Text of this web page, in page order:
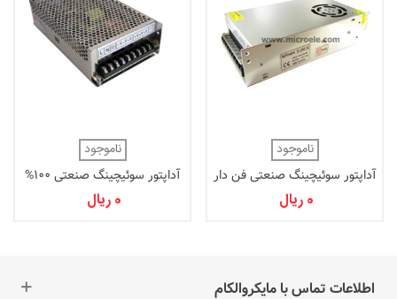
ناموجود
آداپتور سوئیچینگ صنعتی فن دار
12V/20A0 ریال
ناموجود
آداپتور سوئیچینگ صنعتی 100%
5V/40A0 ریال
اطلاعات تماس با مایکروالکام